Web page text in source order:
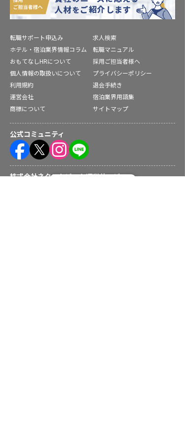
転職サポート申込み
求人検索
ホテル・宿泊業界情報コラム
転職マニュアル
おもてなしHRについて
採用ご担当者様へ
個人情報の取扱いについて
プライバシーポリシー
利用規約
退会手続き
運営会社
宿泊業界用語集
商標について
サイトマップ
公式コミュニティ
株式会社ネクストビート運営サービス